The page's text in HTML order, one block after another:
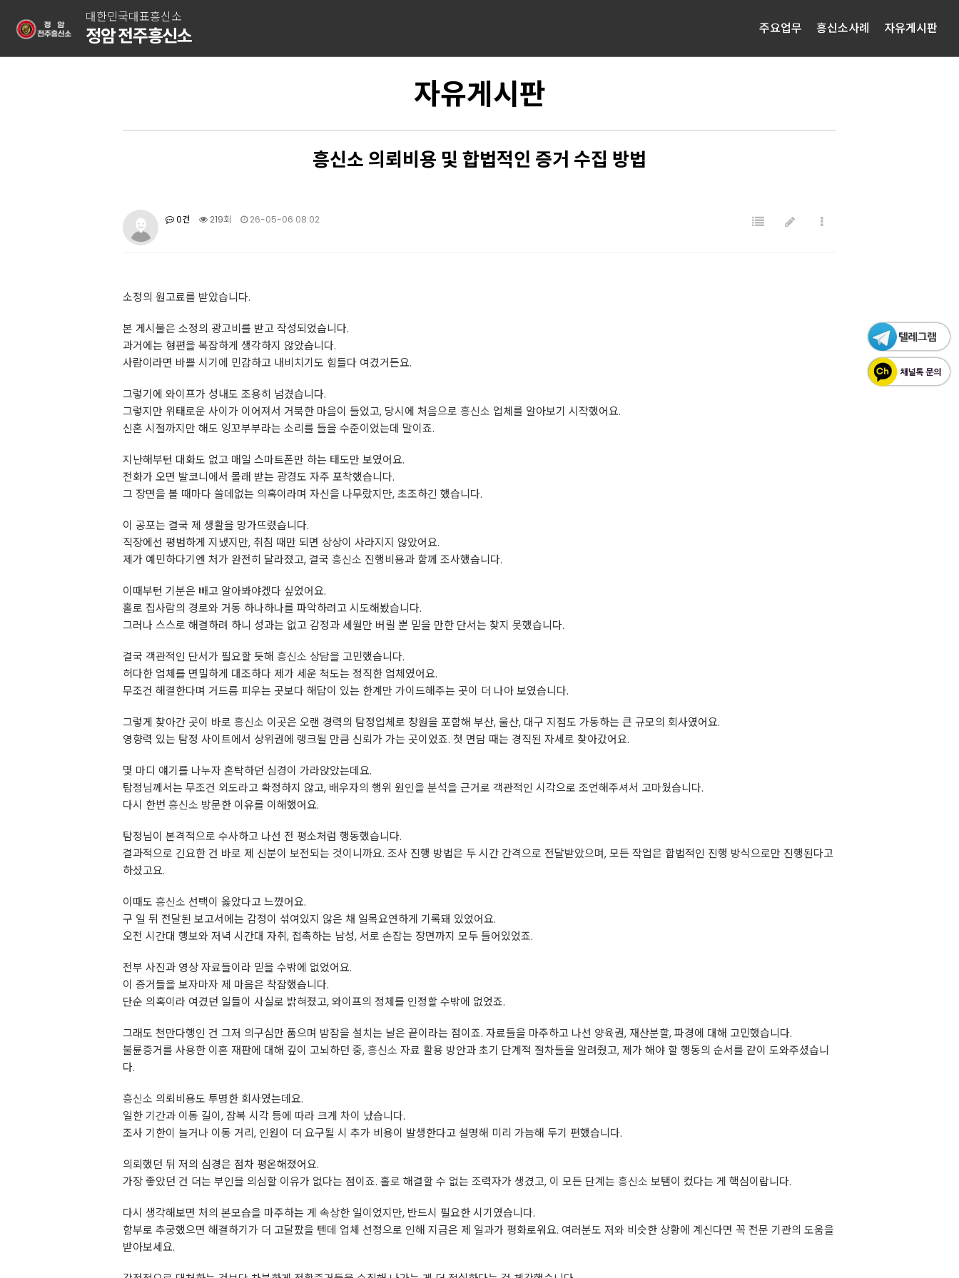
대한민국대표흥신소
정암 전주흥신소 주요업무 흥신소사례 자유게시판
자유게시판
흥신소 의뢰비용 및 합법적인 증거 수집 방법
0건 219회 26-05-06 08:02
소정의 원고료를 받았습니다.
본 게시물은 소정의 광고비를 받고 작성되었습니다.
과거에는 형편을 복잡하게 생각하지 않았습니다.
사람이라면 바쁠 시기에 민감하고 내비치기도 힘들다 여겼거든요.
그렇기에 와이프가 성내도 조용히 넘겼습니다.
그렇지만 위태로운 사이가 이어져서 거북한 마음이 들었고, 당시에 처음으로 흥신소 업체를 알아보기 시작했어요.
신혼 시절까지만 해도 잉꼬부부라는 소리를 들을 수준이었는데 말이죠.
지난해부턴 대화도 없고 매일 스마트폰만 하는 태도만 보였어요.
전화가 오면 발코니에서 몰래 받는 광경도 자주 포착했습니다.
그 장면을 볼 때마다 쓸데없는 의혹이라며 자신을 나무랐지만, 초조하긴 했습니다.
이 공포는 결국 제 생활을 망가뜨렸습니다.
직장에선 평범하게 지냈지만, 취침 때만 되면 상상이 사라지지 않았어요.
제가 예민하다기엔 처가 완전히 달라졌고, 결국 흥신소 진행비용과 함께 조사했습니다.
이때부턴 기분은 빼고 알아봐야겠다 싶었어요.
홀로 집사람의 경로와 거동 하나하나를 파악하려고 시도해봤습니다.
그러나 스스로 해결하려 하니 성과는 없고 감정과 세월만 버릴 뿐 믿을 만한 단서는 찾지 못했습니다.
결국 객관적인 단서가 필요할 듯해 흥신소 상담을 고민했습니다.
허다한 업체를 면밀하게 대조하다 제가 세운 척도는 정직한 업체였어요.
무조건 해결한다며 거드름 피우는 곳보다 해답이 있는 한계만 가이드해주는 곳이 더 나아 보였습니다.
그렇게 찾아간 곳이 바로 흥신소 이곳은 오랜 경력의 탐정업체로 창원을 포함해 부산, 울산, 대구 지점도 가동하는 큰 규모의 회사였어요.
영향력 있는 탐정 사이트에서 상위권에 랭크될 만큼 신뢰가 가는 곳이었죠. 첫 면담 때는 경직된 자세로 찾아갔어요.
몇 마디 얘기를 나누자 혼탁하던 심경이 가라앉았는데요.
탐정님께서는 무조건 외도라고 확정하지 않고, 배우자의 행위 원인을 분석을 근거로 객관적인 시각으로 조언해주셔서 고마웠습니다.
다시 한번 흥신소 방문한 이유를 이해했어요.
탐정님이 본격적으로 수사하고 나선 전 평소처럼 행동했습니다.
결과적으로 긴요한 건 바로 제 신분이 보전되는 것이니까요. 조사 진행 방법은 두 시간 간격으로 전달받았으며, 모든 작업은 합법적인 진행 방식으로만 진행된다고
하셨고요.
이때도 흥신소 선택이 옳았다고 느꼈어요.
구 일 뒤 전달된 보고서에는 감정이 섞여있지 않은 채 일목요연하게 기록돼 있었어요.
오전 시간대 행보와 저녁 시간대 자취, 접촉하는 남성, 서로 손잡는 장면까지 모두 들어있었죠.
전부 사진과 영상 자료들이라 믿을 수밖에 없었어요.
이 증거들을 보자마자 제 마음은 착잡했습니다.
단순 의혹이라 여겼던 일들이 사실로 밝혀졌고, 와이프의 정체를 인정할 수밖에 없었죠.
그래도 천만다행인 건 그저 의구심만 품으며 밤잠을 설치는 날은 끝이라는 점이죠. 자료들을 마주하고 나선 양육권, 재산분할, 파경에 대해 고민했습니다.
불륜증거를 사용한 이혼 재판에 대해 깊이 고뇌하던 중,흥신소 자료 활용 방안과 초기 단계적 절차들을 알려줬고, 제가 해야 할 행동의 순서를 같이 도와주셨습니
다.
흥신소 의뢰비용도 투명한 회사였는데요.
일한 기간과 이동 길이, 잠복 시각 등에 따라 크게 차이 났습니다.
조사 기한이 늘거나 이동 거리, 인원이 더 요구될 시 추가 비용이 발생한다고 설명해 미리 가늠해 두기 편했습니다.
의뢰했던 뒤 저의 심경은 점차 평온해졌어요.
가장 좋았던 건 더는 부인을 의심할 이유가 없다는 점이죠. 홀로 해결할 수 없는 조력자가 생겼고, 이 모든 단계는 흥신소 보탬이 컸다는 게 핵심이랍니다.
다시 생각해보면 처의 본모습을 마주하는 게 속상한 일이었지만, 반드시 필요한 시기였습니다.
함부로 추궁했으면 해결하기가 더 고달팠을 텐데 업체 선정으로 인해 지금은 제 일과가 평화로워요. 여러분도 저와 비슷한 상황에 계신다면 꼭 전문 기관의 도움을
받아보세요.